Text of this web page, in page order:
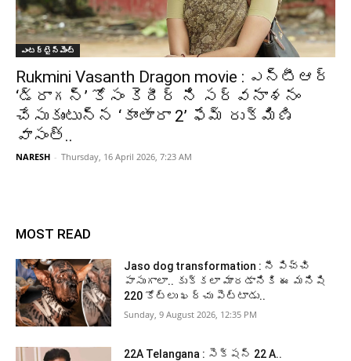
ఎంటర్టైన్మెంట్
Rukmini Vasanth Dragon movie : ఎన్టీఆర్
‘డ్రాగన్’ కోసం కెరీర్ ని సర్వనాశనం
చేసుకుంటున్న ‘కాంతారా 2’ ఫేమ్ రుక్మిణి
వాసంత్..
NARESH - Thursday, 16 April 2026, 7:23 AM
MOST READ
Jaso dog transformation : నీ పిచ్చి
పాసుగాలా.. కుక్కలా మారడానికి ఈ మనిషి
220 కోట్లు ఖర్చు పెట్టాడు..
Sunday, 9 August 2026, 12:35 PM
22A Telangana : సెక్షన్ 22 A..